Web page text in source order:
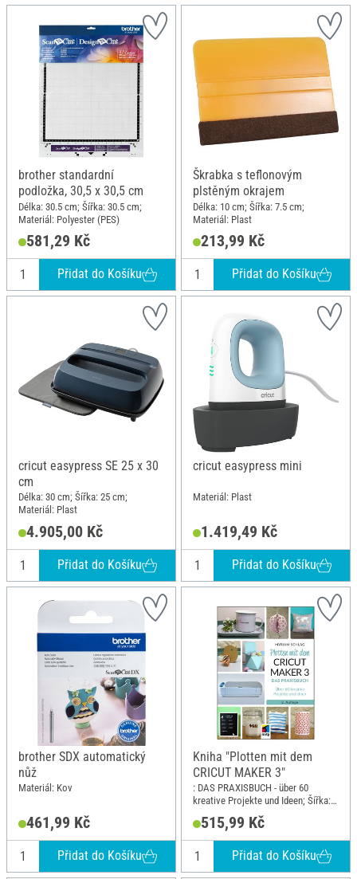
brother standardní
podložka, 30,5 x 30,5 cm
Délka: 30.5 cm; Šířka: 30.5 cm;
Materiál: Polyester (PES)
581,29 Kč
Přidat do Košíku
Škrabka s teflonovým
plstěným okrajem
Délka: 10 cm; Šířka: 7.5 cm;
Materiál: Plast
213,99 Kč
Přidat do Košíku
cricut easypress SE 25 x 30
cm
Délka: 30 cm; Šířka: 25 cm;
Materiál: Plast
4.905,00 Kč
Přidat do Košíku
cricut easypress mini
Materiál: Plast
1.419,49 Kč
Přidat do Košíku
brother SDX automatický
nůž
Materiál: Kov
461,99 Kč
Přidat do Košíku
Kniha "Plotten mit dem
CRICUT MAKER 3"
: DAS PRAXISBUCH - über 60
kreative Projekte und Ideen; Šířka:
19 cm; Výška: 26 cm
515,99 Kč
Přidat do Košíku